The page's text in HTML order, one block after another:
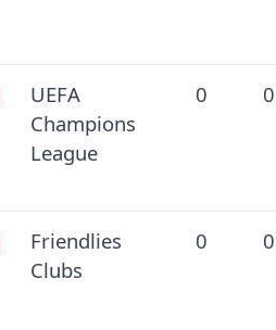
UEFA
Champions
League
0 0
Friendlies
Clubs
0 0